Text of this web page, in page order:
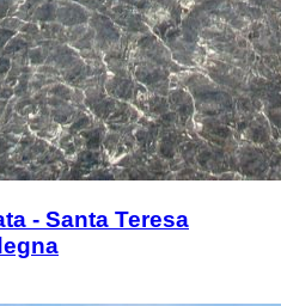
- Santa Teresa